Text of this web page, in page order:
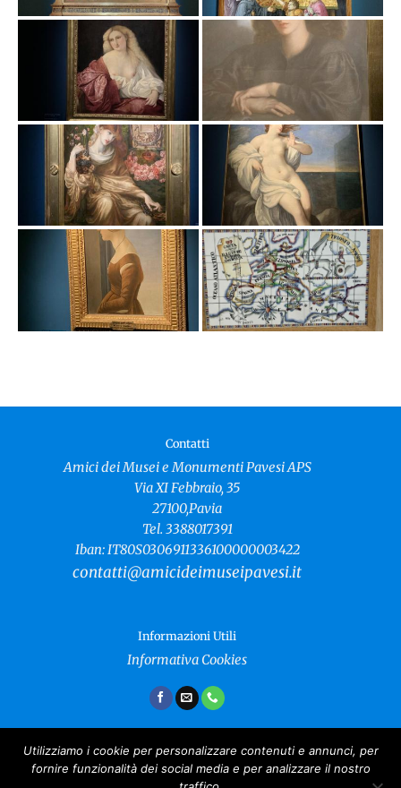
Contatti
Amici dei Musei e Monumenti Pavesi APS
Via XI Febbraio, 35
27100,Pavia
Tel. 3388017391
Iban: IT80S0306911336100000003422
contatti@amicideimuseipavesi.it
Informazioni Utili
Informativa Cookies
Amici dei Musei e Monumenti Pavesi
Utilizziamo i cookie per personalizzare contenuti e annunci, per
fornire funzionalità dei social media e per analizzare il nostro